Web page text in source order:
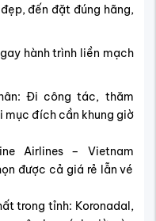
đến đặt đúng hãng,
hành trình liền mạch
Đi công tác, thăm
mục đích cần khung giờ
Airlines – Vietnam
được cả giá rẻ lẫn vé
trong tỉnh: Koronadal,